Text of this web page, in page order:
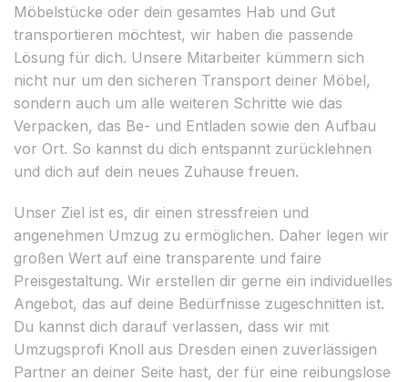
Möbelstücke oder dein gesamtes Hab und Gut
transportieren möchtest, wir haben die passende
Lösung für dich. Unsere Mitarbeiter kümmern sich
nicht nur um den sicheren Transport deiner Möbel,
sondern auch um alle weiteren Schritte wie das
Verpacken, das Be- und Entladen sowie den Aufbau
vor Ort. So kannst du dich entspannt zurücklehnen
und dich auf dein neues Zuhause freuen.
Unser Ziel ist es, dir einen stressfreien und
angenehmen Umzug zu ermöglichen. Daher legen wir
großen Wert auf eine transparente und faire
Preisgestaltung. Wir erstellen dir gerne ein individuelles
Angebot, das auf deine Bedürfnisse zugeschnitten ist.
Du kannst dich darauf verlassen, dass wir mit
Umzugsprofi Knoll aus Dresden einen zuverlässigen
Partner an deiner Seite hast, der für eine reibungslose